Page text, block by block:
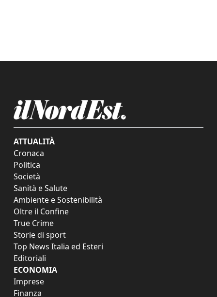
ATTUALITÀ
Cronaca
Politica
Società
Sanità e Salute
Ambiente e Sostenibilità
Oltre il Confine
True Crime
Storie di sport
Top News Italia ed Esteri
Editoriali
ECONOMIA
Imprese
Finanza